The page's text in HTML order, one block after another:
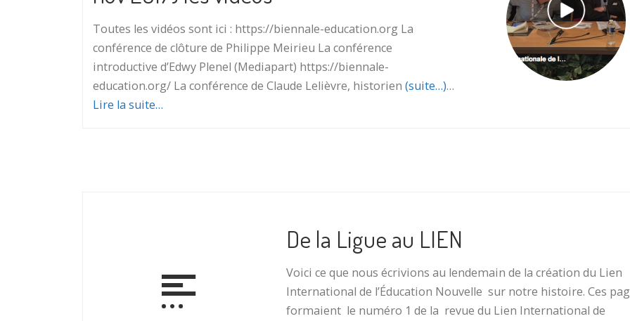
Toutes les vidéos sont ici : https://biennale-education.org La
conférence de clôture de Philippe Meirieu La conférence
introductive d’Edwy Plenel (Mediapart) https://biennale-
education.org/ La conférence de Claude Lelièvre, historien (suite…)…
Lire la suite…
De la Ligue au LIEN
Voici ce que nous écrivions au lendemain de la création du Lien
International de l’Éducation Nouvelle sur notre histoire. Ces
formaient le numéro 1 de la revue du Lien International de